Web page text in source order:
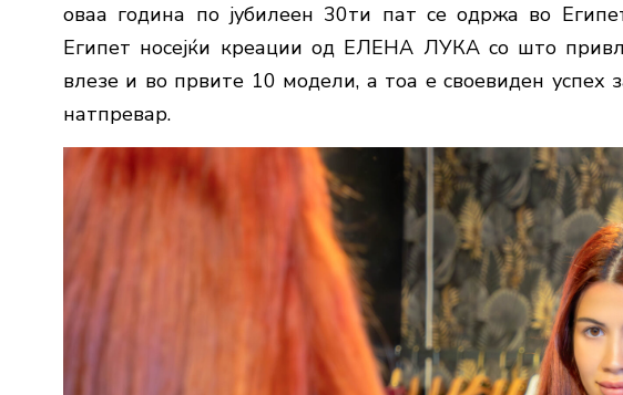
оваа година по јубилеен 30ти пат се одржа во
Египет носејќи креации од ЕЛЕНА ЛУКА со што
влезе и во првите 10 модели, а тоа е своевиден успех
натпревар.